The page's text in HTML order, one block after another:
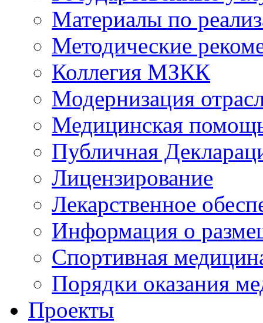
Материалы по
Методические
Коллегия МЗКК
Модернизация
Медицинская
Публичная
Лицензирование
Лекарственное
Информация о
Спортивная
Порядки оказания
Проекты